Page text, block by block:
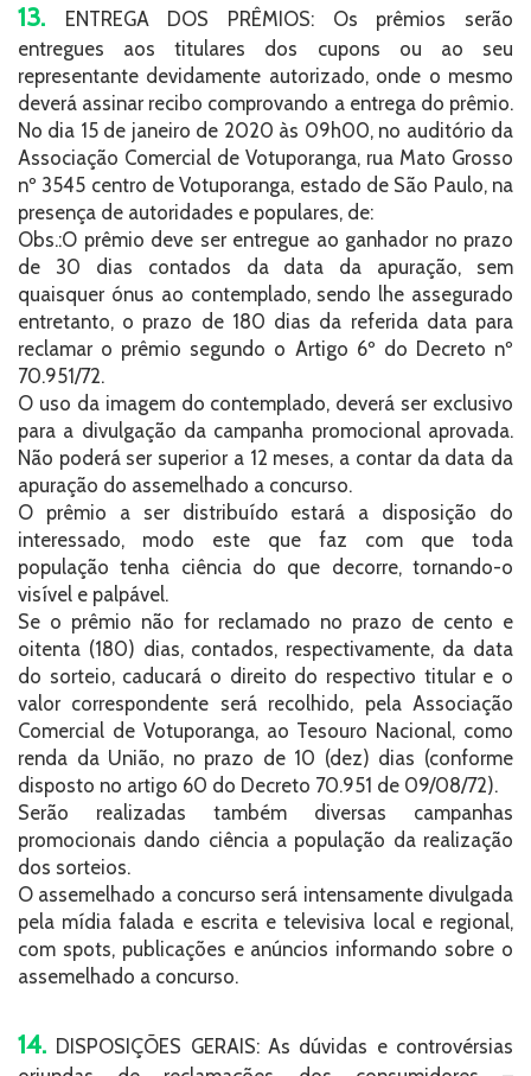
13.
ENTREGA DOS PRÊMIOS: Os prêmios serão
entregues aos titulares dos cupons ou ao seu
representante devidamente autorizado, onde o mesmo
deverá assinar recibo comprovando a entrega do prêmio.
No dia 15 de janeiro de 2020 às 09h00, no auditório da
Associação Comercial de Votuporanga, rua Mato Grosso
nº 3545 centro de Votuporanga, estado de São Paulo, na
presença de autoridades e populares, de:
Obs.:O prêmio deve ser entregue ao ganhador no prazo
de 30 dias contados da data da apuração, sem
quaisquer ónus ao contemplado, sendo lhe assegurado
entretanto, o prazo de 180 dias da referida data para
reclamar o prêmio segundo o Artigo 6º do Decreto nº
70.951/72.
O uso da imagem do contemplado, deverá ser exclusivo
para a divulgação da campanha promocional aprovada.
Não poderá ser superior a 12 meses, a contar da data da
apuração do assemelhado a concurso.
O prêmio a ser distribuído estará a disposição do
interessado, modo este que faz com que toda
população tenha ciência do que decorre, tornando-o
visível e palpável.
Se o prêmio não for reclamado no prazo de cento e
oitenta (180) dias, contados, respectivamente, da data
do sorteio, caducará o direito do respectivo titular e o
valor correspondente será recolhido, pela Associação
Comercial de Votuporanga, ao Tesouro Nacional, como
renda da União, no prazo de 10 (dez) dias (conforme
disposto no artigo 60 do Decreto 70.951 de 09/08/72).
Serão realizadas também diversas campanhas
promocionais dando ciência a população da realização
dos sorteios.
O assemelhado a concurso será intensamente divulgada
pela mídia falada e escrita e televisiva local e regional,
com spots, publicações e anúncios informando sobre o
assemelhado a concurso.
14. DISPOSIÇÕES GERAIS: As dúvidas e controvérsias